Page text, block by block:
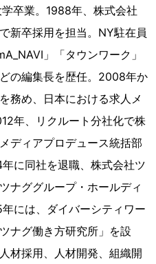
卒業。1988年、株式会社
新卒採用を担当。NY駐在員
」「タウンワーク」
の編集長を歴任。2008年か
務め、日本における求人メ
年、リクルート分社化で株
ディアプロデュース統括部
に同社を退職、株式会社ツ
ナググループ・ホールディ
には、ダイバーシティワー
ナグ働き方研究所」を設
材採用、人材開発、組織開